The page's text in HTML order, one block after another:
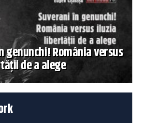
genunchi! România versus
de a alege